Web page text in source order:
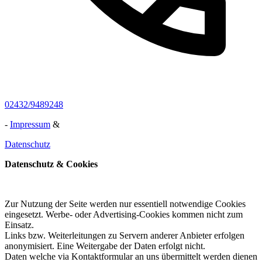
02432/9489248
- Impressum &
Datenschutz
Datenschutz & Cookies
Zur Nutzung der Seite werden nur essentiell notwendige Cookies
eingesetzt. Werbe- oder Advertising-Cookies kommen nicht zum
Einsatz.
Links bzw. Weiterleitungen zu Servern anderer Anbieter erfolgen
anonymisiert. Eine Weitergabe der Daten erfolgt nicht.
Daten welche via Kontaktformular an uns übermittelt werden dienen